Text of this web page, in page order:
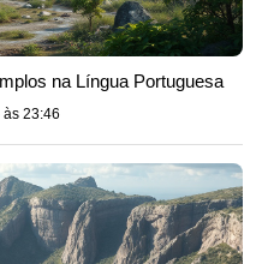
na Língua Portuguesa
23:46